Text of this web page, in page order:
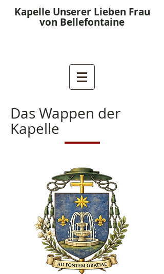
Kapelle Unserer Lieben Frau
von Bellefontaine
Das Wappen der
Kapelle